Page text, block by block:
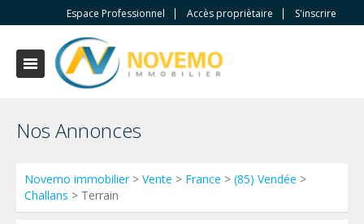
Espace Professionnel Accès propriètaire S'inscrire
Nos Annonces
Novemo immobilier> Vente > France > (85) Vendée >
Challans > Terrain